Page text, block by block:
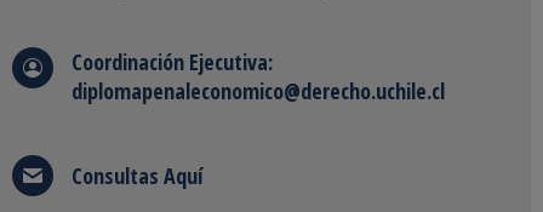
Coordinación Ejecutiva:
diplomapenaleconomico@derecho.uchile.cl
Consultas Aquí